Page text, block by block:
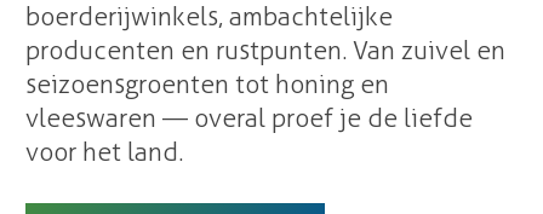
boerderijwinkels, ambachtelijke
producenten en rustpunten. Van zuivel en
seizoensgroenten tot honing en
vleeswaren — overal proef je de liefde
voor het land.